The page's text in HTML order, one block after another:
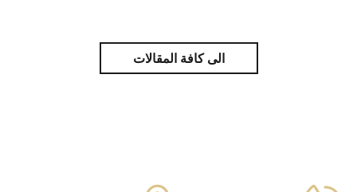
الى كافة المقالات